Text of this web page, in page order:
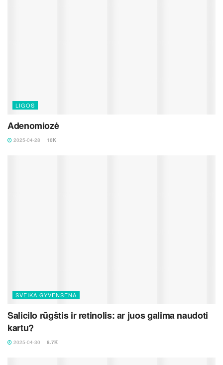
LIGOS
Adenomiozė
2025-04-28 10K
SVEIKA GYVENSENA
Salicilo rūgštis ir retinolis: ar juos galima naudoti
kartu?
2025-04-30 8.7K